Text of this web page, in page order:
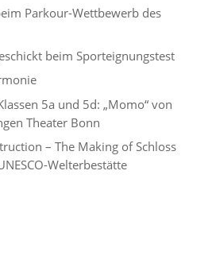
Parkour-Wettbewerb des
beim Sporteignungstest
5a und 5d: „Momo“ von
Theater Bonn
– The Making of Schloss
Welterbestätte